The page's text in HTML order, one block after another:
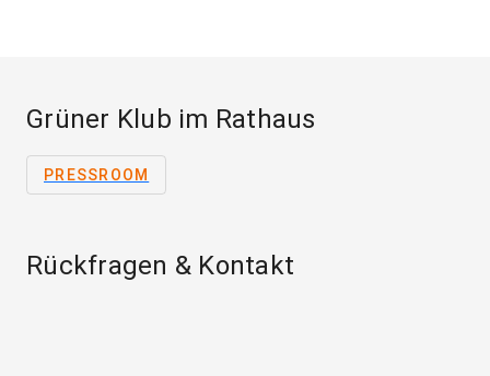
Grüner Klub im Rathaus
PRESSROOM
Rückfragen & Kontakt